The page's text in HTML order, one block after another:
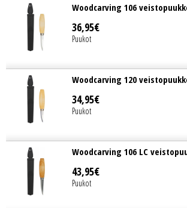
Woodcarving 106
36,95€
Puukot
Woodcarving 120
34,95€
Puukot
Woodcarving 106 LC
43,95€
Puukot